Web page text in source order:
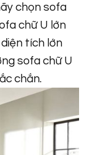
chọn sofa
chữ U lớn
tích lớn
sofa chữ U
chắn.